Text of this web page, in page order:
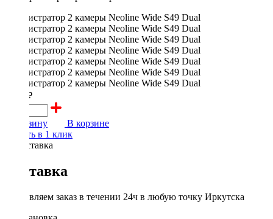
7600 ₽
В корзину
В корзине
Купить в 1 клик
Доставка
Доставляем заказ в течении 24ч в любую точку Иркутска